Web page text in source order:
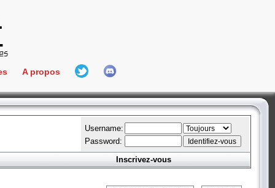
Connect
A propos
L'équipe
Hall Of Fame
Username:
Password:
Inscrivez-vous